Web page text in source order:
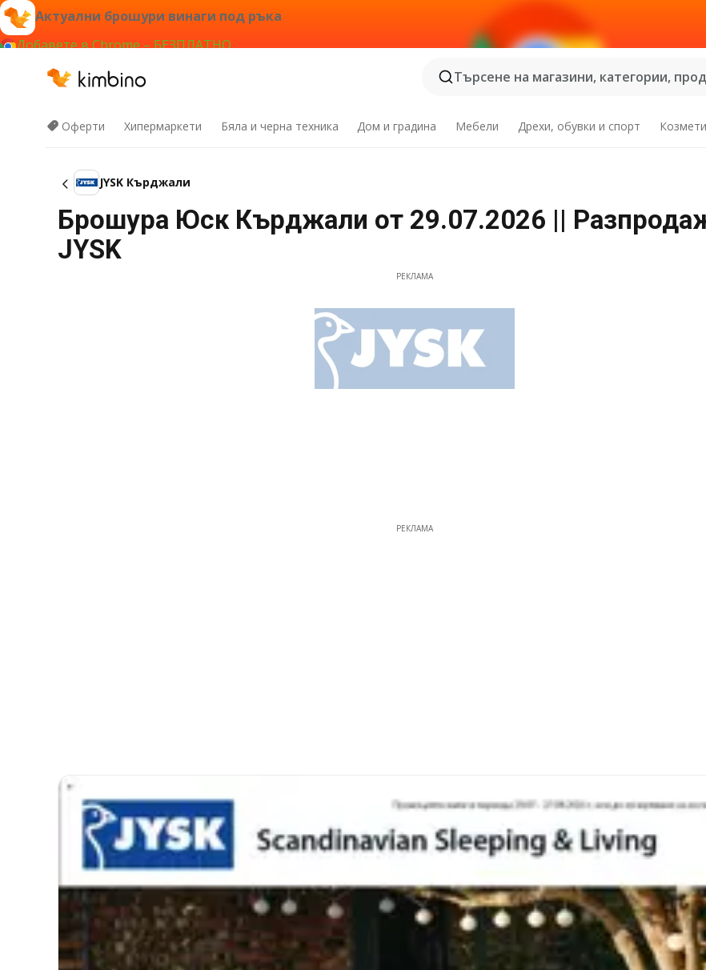
Актуални брошури винаги под ръка
Добавете в Chrome – БЕЗПЛАТНО
Търсене на магазини, категории,
Оферти Хипермаркети Бяла и черна техника Дом и градина Мебели Дрехи, обувки и спорт
JYSK Кърджали
Брошура Юск Кърджали от 29.07.2026 ||
JYSK
РЕКЛАМА
РЕКЛАМА